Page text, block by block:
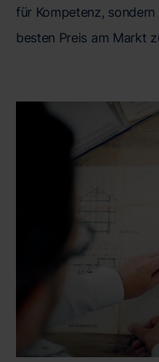
für Kompetenz,
besten Preis am Markt